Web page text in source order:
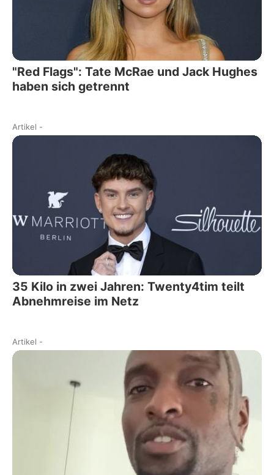
"Red Flags": Tate McRae und Jack Hughes
haben sich getrennt
Artikel -
35 Kilo in zwei Jahren: Twenty4tim teilt
Abnehmreise im Netz
Artikel -